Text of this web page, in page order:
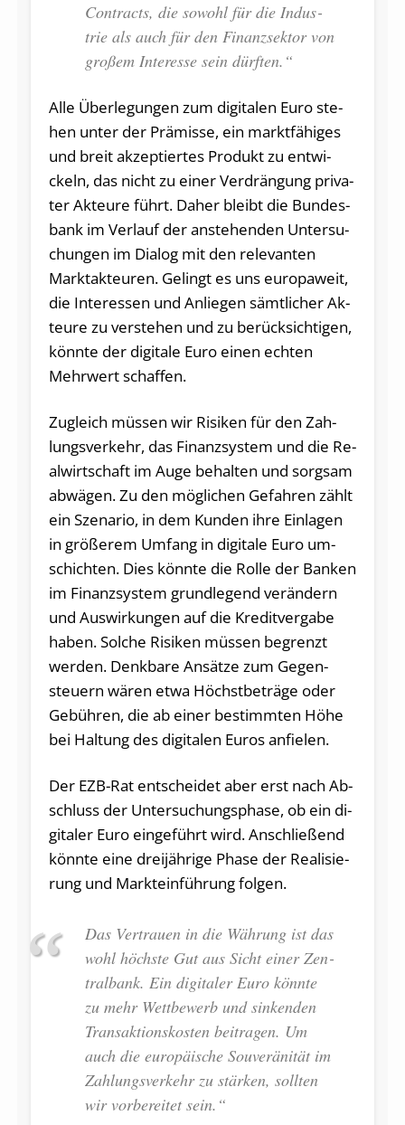
Con­tracts, die so­wohl für die In­dus­
trie als auch für den Fi­nanz­sek­tor von
gro­ßem In­ter­es­se sein dürf­ten.“
Alle Über­le­gun­gen zum di­gi­ta­len Euro ste­
hen unter der Prä­mis­se, ein markt­fä­hi­ges
und breit ak­zep­tier­tes Pro­dukt zu ent­wi­
ckeln, das nicht zu einer Ver­drän­gung pri­va­
ter Ak­teu­re führt. Daher bleibt die Bun­des­
bank im Ver­lauf der an­ste­hen­den Un­ter­su­
chun­gen im Dia­log mit den re­le­van­ten
Marktak­teu­ren. Ge­lingt es uns eu­ro­pa­weit,
die In­ter­es­sen und An­lie­gen sämt­li­cher Ak­
teu­re zu ver­ste­hen und zu be­rück­sich­ti­gen,
könn­te der di­gi­ta­le Euro einen ech­ten
Mehr­wert schaf­fen.
Zu­gleich müs­sen wir Ri­si­ken für den Zah­
lungs­ver­kehr, das Fi­nanz­sys­tem und die Re­
al­wirt­schaft im Auge be­hal­ten und sorg­sam
ab­wä­gen. Zu den mög­li­chen Ge­fah­ren zählt
ein Sze­na­rio, in dem Kun­den ihre Einlagen
in grö­ße­rem Um­fang in di­gi­ta­le Euro um­
schich­ten. Dies könn­te die Rolle der Ban­ken
im Fi­nanz­sys­tem grund­le­gend ver­än­dern
und Aus­wir­kun­gen auf die Kre­dit­ver­ga­be
haben. Sol­che Ri­si­ken müs­sen begrenzt
wer­den. Denk­ba­re An­sät­ze zum Ge­gen­
steu­ern wären etwa Höchst­be­trä­ge oder
Ge­büh­ren, die ab einer be­stimm­ten Höhe
bei Hal­tung des di­gi­ta­len Euros an­fie­len.
Der EZB-Rat ent­schei­det aber erst nach Ab­
schluss der Un­ter­su­chungs­pha­se, ob ein di­
gi­ta­ler Euro eingeführt wird. An­schlie­ßend
könn­te eine drei­jäh­ri­ge Phase der Rea­li­sie­
rung und Markt­ein­füh­rung fol­gen.
Das Ver­trau­en in die Wäh­rung ist das
wohl höchs­te Gut aus Sicht einer Zen­
tral­bank. Ein digitaler Euro könnte
zu mehr Wett­be­werb und sin­ken­den
Trans­ak­ti­ons­kos­ten bei­­tra­gen. Um
auch die eu­ro­päi­sche Sou­ve­rä­ni­tät im
Zah­lungs­ver­kehr zu stär­ken, soll­ten
wir vor­be­rei­tet sein.“